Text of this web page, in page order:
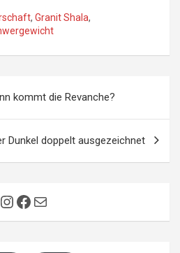
, Granit Shala,
kommt die Revanche?
Dunkel doppelt ausgezeichnet
Instagram
Facebook
E-Mail